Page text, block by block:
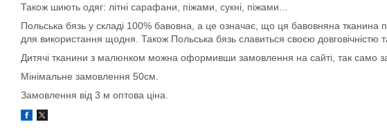
Також шиють одяг: літні сарафани, піжами, сукні, піжами...
Польська бязь у складі 100% бавовна, а це означає, що ця бавовняна
для використання щодня. Також Польська бязь славиться своєю довговічністю
Дитячі тканини з малюнком можна оформивши замовлення на сайті, так само
Мінімальне замовлення 50см.
Замовлення від 3 м оптова ціна.